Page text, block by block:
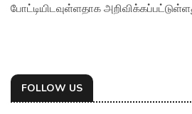
போட்டியிடவுள்ளதாக
FOLLOW US